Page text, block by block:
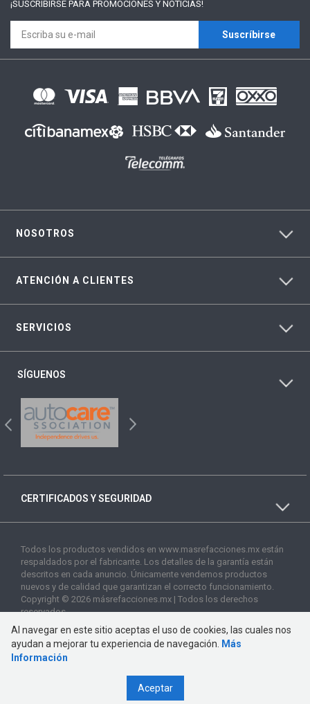
¡SUSCRÍBIRSE PARA PROMOCIONES Y NOTICIAS!
Suscríbirse
NOSOTROS
ATENCIÓN A CLIENTES
SERVICIOS
SÍGUENOS
CERTIFICADOS Y SEGURIDAD
Todos los productos vendidos en www.masrefacciones.mx están
respaldados por el fabricante. Los detalles de la garantía están
descritos en cada anuncio. Únicamente vendemos productos
nuevos y de calidad que garantizan el correcto funcionamiento.
Copyright © 2026 másrefacciones.mx | Todos los derechos
reservados
Al navegar en este sitio aceptas el uso de cookies, las cuales nos
ayudan a mejorar tu experiencia de navegación.
Más
Información
Aceptar